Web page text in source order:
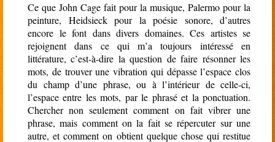
Ce que John Cage fait pour la musique, Palermo pour la
peinture, Heidsieck pour la poésie sonore, d’autres
encore le font dans divers domaines. Ces artistes se
rejoignent dans ce qui m’a toujours intéressé en
littérature, c’est-à-dire la question de faire résonner les
mots, de trouver une vibration qui dépasse l’espace clos
du champ d’une phrase, ou à l’intérieur de celle-ci,
l’espace entre les mots, par le phrasé et la ponctuation.
Chercher non seulement comment on fait vibrer une
phrase, mais comment on la fait se répercuter sur une
autre, et comment on obtient quelque chose qui restitue